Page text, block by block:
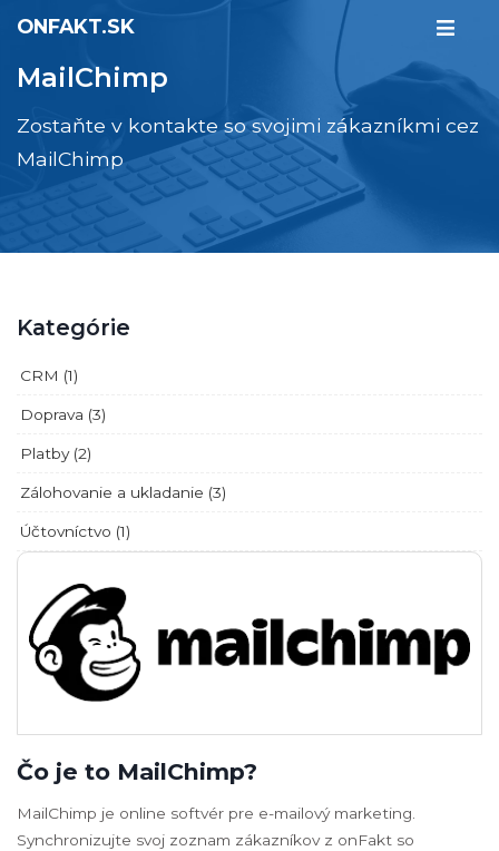
ONFAKT.SK
MailChimp
Zostaňte v kontakte so svojimi zákazníkmi cez
MailChimp
Kategórie
CRM (1)
Doprava (3)
Platby (2)
Zálohovanie a ukladanie (3)
Účtovníctvo (1)
Čo je to MailChimp?
MailChimp je online softvér pre e-mailový marketing.
Synchronizujte svoj zoznam zákazníkov z onFakt so